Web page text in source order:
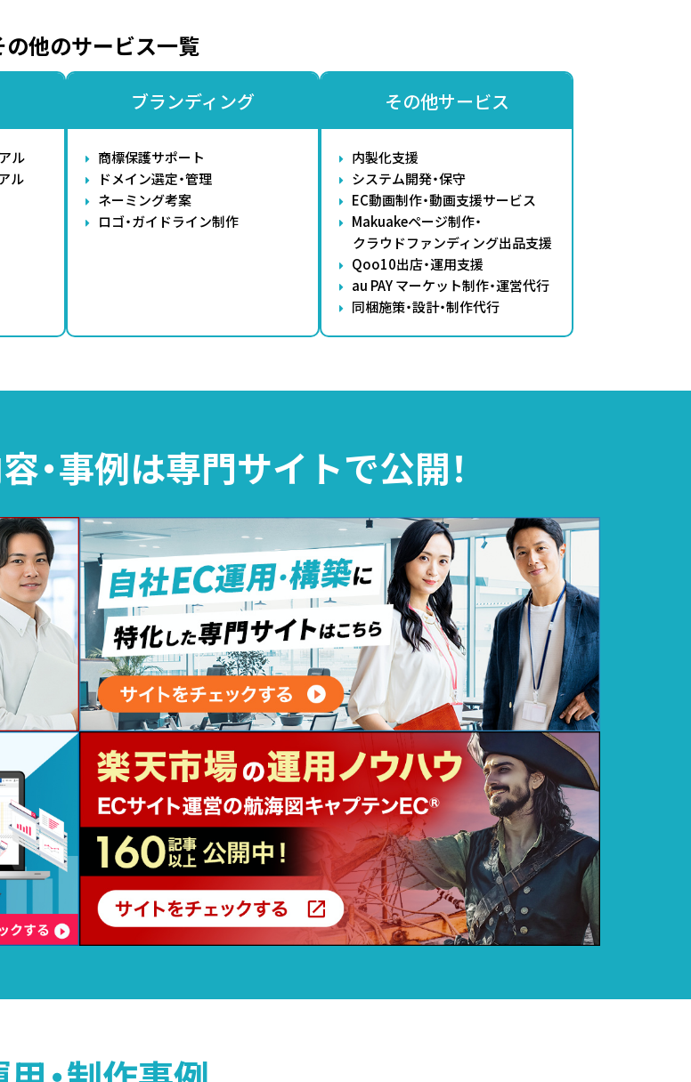
の他のサービス一覧
ル
ル
ブランディング
商標保護サポート
ドメイン選定・管理
ネーミング考案
ロゴ・ガイドライン制作
その他サービス
内製化支援
システム開発・保守
EC動画制作・動画支援サービス
Makuakeページ制作・
クラウドファンディング出品支援
Qoo10出店・運用支援
au PAY マーケット制作・運営代行
同梱施策・設計・制作代行
・事例は専門サイトで公開！